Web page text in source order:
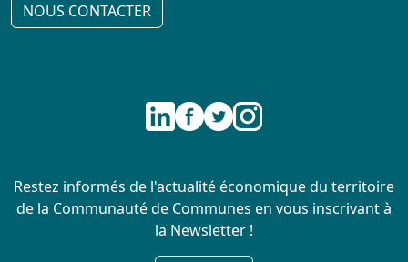
NOUS CONTACTER
Restez informés de l'actualité économique du territoire
de la Communauté de Communes en vous inscrivant à
la Newsletter !